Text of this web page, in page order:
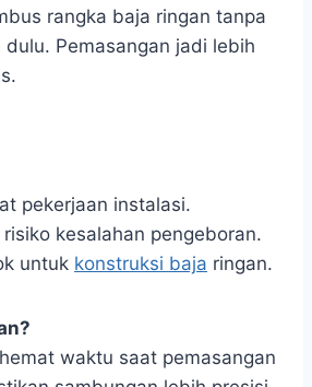
rangka baja ringan tanpa
Pemasangan jadi lebih
pekerjaan instalasi.
kesalahan pengeboran.
untuk konstruksi baja ringan.
waktu saat pemasangan